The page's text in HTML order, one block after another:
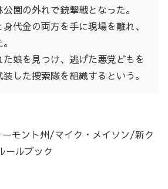
園の外れで銃撃戦となった。
代金の両方を手に現場を離れ、
娘を見つけ、逃げた悪党どもを
した捜索隊を組織するという。
モント州/マイク・メイソン/新ク
ールブック